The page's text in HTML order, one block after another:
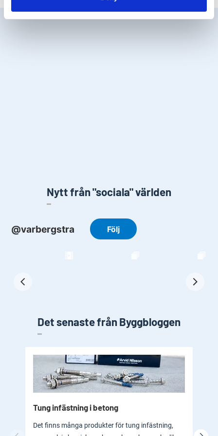
Nytt från "sociala" världen
Det senaste från Byggbloggen
Tung infästning i betong
Det finns många produkter för tung infästning,